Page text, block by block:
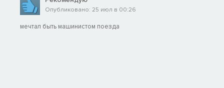
Опубликовано: 25 июл в 00:26
мечтал быть машинистом поезда